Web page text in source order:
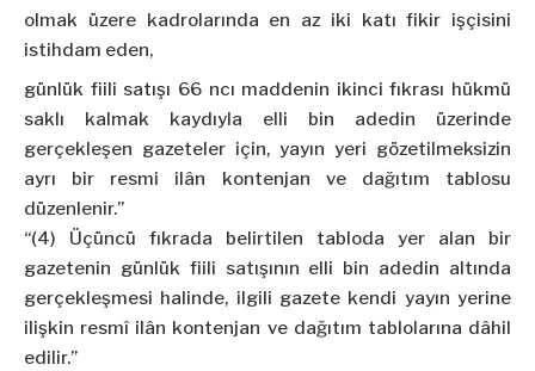
olmak üzere kadrolarında en az iki katı fikir işçisini
istihdam eden,
günlük fiili satışı 66 ncı maddenin ikinci fıkrası hükmü
saklı kalmak kaydıyla elli bin adedin üzerinde
gerçekleşen gazeteler için, yayın yeri gözetilmeksizin
ayrı bir resmi ilân kontenjan ve dağıtım tablosu
düzenlenir.”
“(4) Üçüncü fıkrada belirtilen tabloda yer alan bir
gazetenin günlük fiili satışının elli bin adedin altında
gerçekleşmesi halinde, ilgili gazete kendi yayın yerine
ilişkin resmî ilân kontenjan ve dağıtım tablolarına dâhil
edilir.”